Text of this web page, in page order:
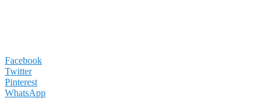
Facebook
Twitter
Pinterest
WhatsApp